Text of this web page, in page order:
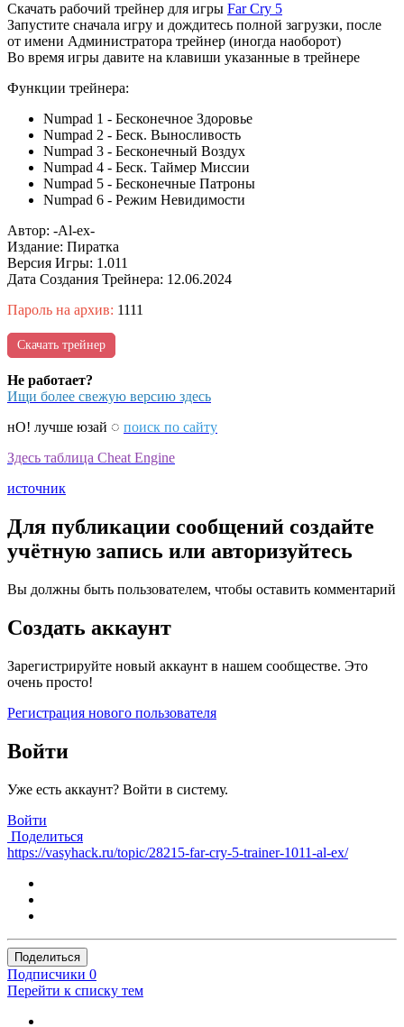
Скачать рабочий трейнер для игры Far Cry 5
Запустите сначала игру и дождитесь полной загрузки, после
от имени Администратора трейнер (иногда наоборот)
Во время игры давите на клавиши указанные в трейнере
Функции трейнера:
Numpad 1 - Бесконечное Здоровье
Numpad 2 - Беск. Выносливость
Numpad 3 - Бесконечный Воздух
Numpad 4 - Беск. Таймер Миссии
Numpad 5 - Бесконечные Патроны
Numpad 6 - Режим Невидимости
Автор: -Al-ex-
Издание: Пиратка
Версия Игры: 1.011
Дата Создания Трейнера: 12.06.2024
Пароль на архив: 1111
Скачать трейнер
Не работает?
Ищи более свежую версию здесь
нО! лучше юзай ◌ поиск по сайту
Здесь таблица Cheat Engine
источник
Для публикации сообщений создайте
учётную запись или авторизуйтесь
Вы должны быть пользователем, чтобы оставить комментарий
Создать аккаунт
Зарегистрируйте новый аккаунт в нашем сообществе. Это
очень просто!
Регистрация нового пользователя
Войти
Уже есть аккаунт? Войти в систему.
Войти
Поделиться
https://vasyhack.ru/topic/28215-far-cry-5-trainer-1011-al-ex/
Поделиться
Подписчики 0
Перейти к списку тем